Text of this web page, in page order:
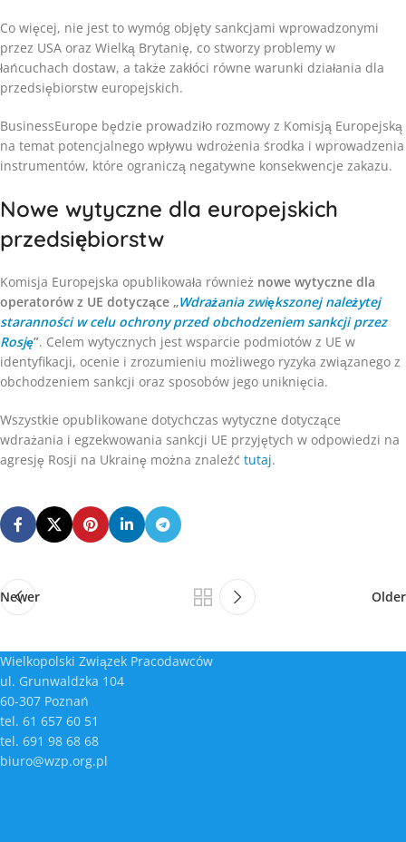
Co więcej, nie jest to wymóg objęty sankcjami wprowadzonymi
przez USA oraz Wielką Brytanię, co stworzy problemy w
łańcuchach dostaw, a także zakłóci równe warunki działania dla
przedsiębiorstw europejskich.
BusinessEurope będzie prowadziło rozmowy z Komisją Europejską
na temat potencjalnego wpływu wdrożenia środka i wprowadzenia
instrumentów, które ograniczą negatywne konsekwencje zakazu.
Nowe wytyczne dla europejskich
przedsiębiorstw
Komisja Europejska opublikowała również nowe wytyczne dla
operatorów z UE dotyczące „Wdrażania zwiększonej należytej
staranności w celu ochrony przed obchodzeniem sankcji przez
Rosję”. Celem wytycznych jest wsparcie podmiotów z UE w
identyfikacji, ocenie i zrozumieniu możliwego ryzyka związanego z
obchodzeniem sankcji oraz sposobów jego uniknięcia.
Wszystkie opublikowane dotychczas wytyczne dotyczące
wdrażania i egzekwowania sankcji UE przyjętych w odpowiedzi na
agresję Rosji na Ukrainę można znaleźć tutaj.
Newer Older
Wielkopolski Związek Pracodawców
ul. Grunwaldzka 104
60-307 Poznań
tel. 61 657 60 51
tel. 691 98 68 68
biuro@wzp.org.pl